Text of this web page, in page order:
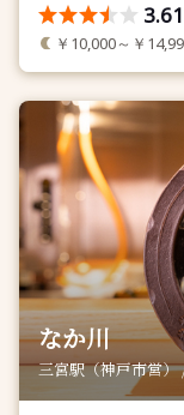
3.61
￥10,000～￥
なか川
三宮駅（神戸市営